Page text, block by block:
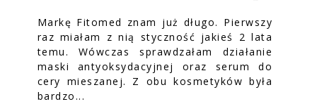
Markę Fitomed znam już długo. Pierwszy
raz miałam z nią styczność jakieś 2 lata
temu. Wówczas sprawdzałam działanie
maski antyoksydacyjnej oraz serum do
cery mieszanej. Z obu kosmetyków była
bardzo...